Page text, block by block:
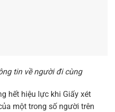
tin về người đi cùng
hết hiệu lực khi Giấy xét
một trong số người trên